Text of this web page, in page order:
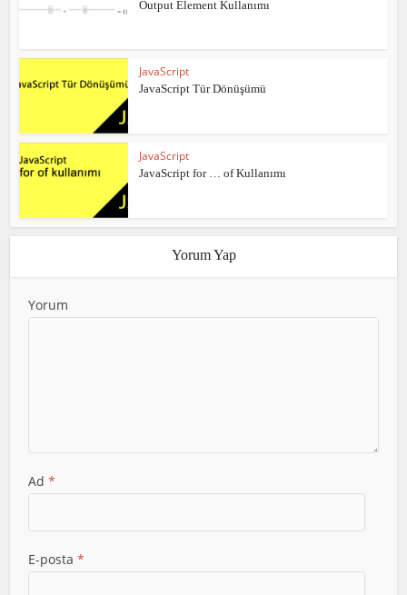
Output Element Kullanımı
JavaScript
JavaScript Tür Dönüşümü
JavaScript
JavaScript for … of Kullanımı
Yorum Yap
Yorum
Ad*
E-posta*